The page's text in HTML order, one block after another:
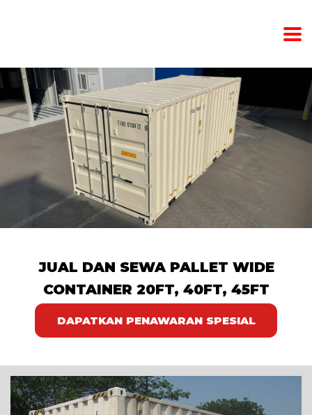
JUAL DAN SEWA PALLET WIDE
CONTAINER 20FT, 40FT, 45FT
DAPATKAN PENAWARAN SPESIAL